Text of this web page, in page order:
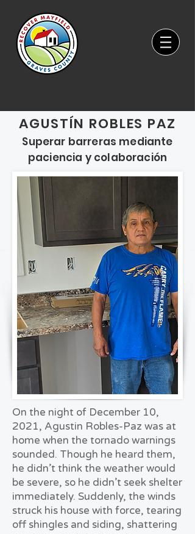
AGUSTÍN ROBLES PAZ
Superar barreras mediante
paciencia y colaboración
On the night of December 10,
2021, Agustin Robles-Paz was at
home when the tornado warnings
sounded. Though he heard them,
he didn’t think the weather would
be severe, so he didn’t seek shelter
immediately. Suddenly, the winds
struck his house with force, tearing
off shingles and siding, shattering